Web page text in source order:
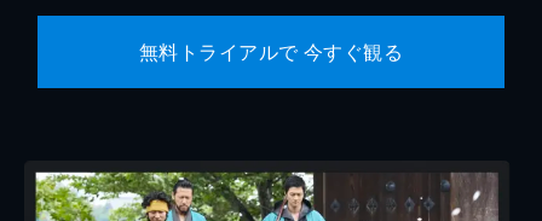
無料トライアルで 今すぐ観る